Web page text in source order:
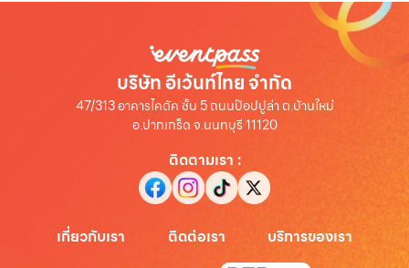
บริษัท อีเว้นท์ไทย จำกัด
47/313 อาคารไคตัค ชั้น 5 ถนนป๊อปปูล่า ต.บ้านใหม่
อ.ปากเกร็ด จ.นนทบุรี 11120
ติดตามเรา :
เกี่ยวกับเรา ติดต่อเรา บริการของเรา